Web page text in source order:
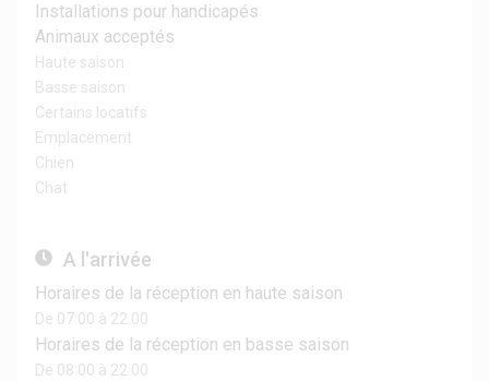
Installations pour handicapés
Animaux acceptés
Haute saison
Basse saison
Certains locatifs
Emplacement
Chien
Chat
A l'arrivée
Horaires de la réception en haute saison
De 07:00 à 22:00
Horaires de la réception en basse saison
De 08:00 à 22:00